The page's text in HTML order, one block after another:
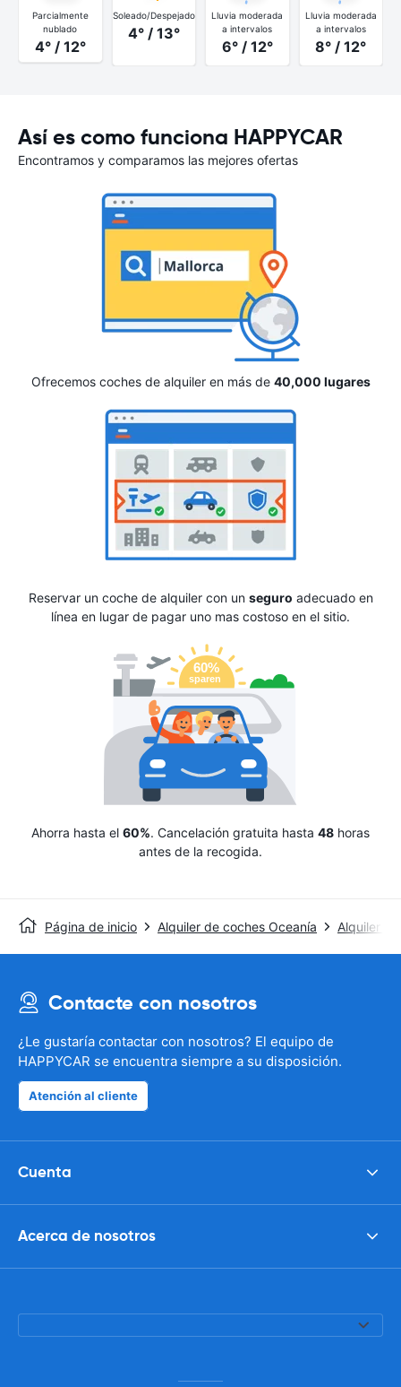
Parcialmente
nublado
4° / 12°
Soleado/Despejado
4° / 13°
Lluvia moderada
a intervalos
6° / 12°
Lluvia moderada
a intervalos
8° / 12°
Así es como funciona HAPPYCAR
Encontramos y comparamos las mejores ofertas
Ofrecemos coches de alquiler en más de 40,000 lugares
Reservar un coche de alquiler con un seguro adecuado en
línea en lugar de pagar uno mas costoso en el sitio.
Ahorra hasta el 60%. Cancelación gratuita hasta 48 horas
antes de la recogida.
Página de inicio Alquiler de coches Oceanía Alquiler
Contacte con nosotros
¿Le gustaría contactar con nosotros? El equipo de
HAPPYCAR se encuentra siempre a su disposición.
Atención al cliente
Cuenta
Acerca de nosotros